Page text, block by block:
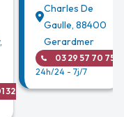
,
32
Charles De
Gaulle,88400
Gerardmer
03 29 57 70 75
24h/24 - 7j/7